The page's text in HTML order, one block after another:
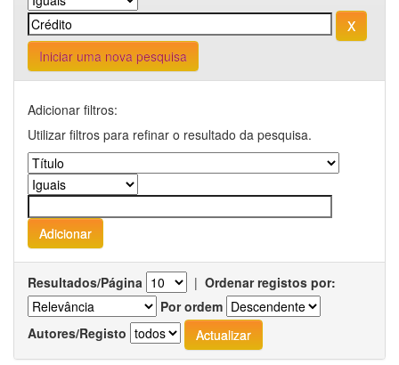
Iniciar uma nova pesquisa
Adicionar filtros:
Utilizar filtros para refinar o resultado da pesquisa.
Resultados/Página | Ordenar registos por:
Por ordem
Autores/Registo